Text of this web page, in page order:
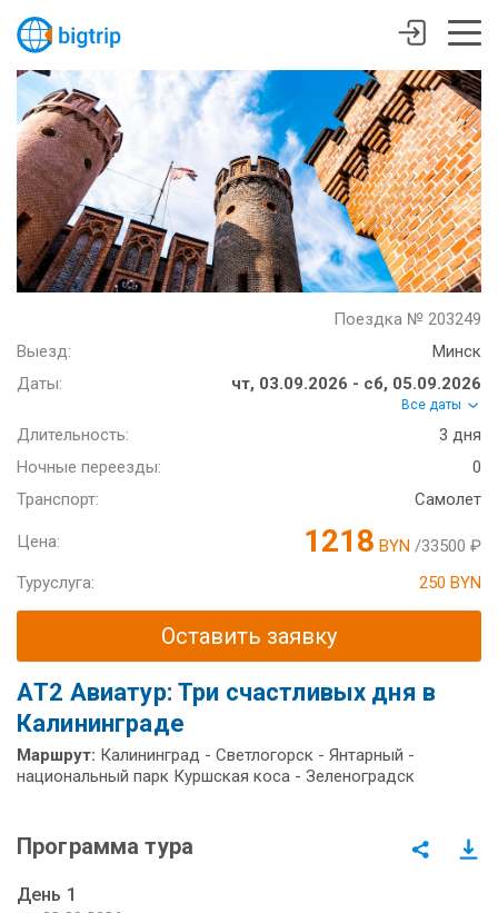
Поездка № 203249
Выезд:
Минск
Даты:
чт, 03.09.2026 - сб, 05.09.2026
Все даты
Длительность:
3 дня
Ночные переезды:
0
Транспорт:
Самолет
Цена: 1218 BYN /33500 ₽
Туруслуга:
250 BYN
Оставить заявку
АT2 Авиатур: Три счастливых дня в
Калининграде
Маршрут: Калининград - Светлогорск - Янтарный -
национальный парк Куршская коса - Зеленоградск
Программа тура
День 1